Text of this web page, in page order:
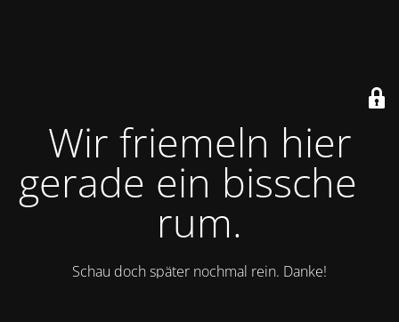
Wir friemeln hier
gerade ein bisschen
rum.
Schau doch später nochmal rein. Danke!